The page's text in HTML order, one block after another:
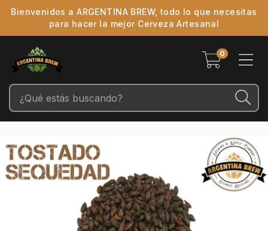
Bienvenidos a ARGENTINA BREW, todo lo que necesitas
para hacer la mejor Cerveza Artesanal
0